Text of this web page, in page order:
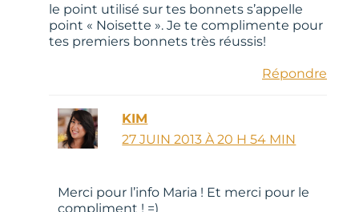
le point utilisé sur tes bonnets s’appelle
point « Noisette ». Je te complimente pour
tes premiers bonnets très réussis!
Répondre
KIM
27 JUIN 2013 À 20 H 54 MIN
Merci pour l’info Maria ! Et merci pour le
compliment ! =)